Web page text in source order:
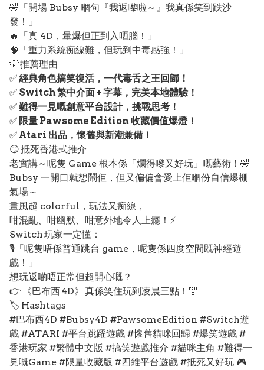
🤣「開場 Bubsy 嗰句『我返嚟啦～』我真係笑到跌沙
發！」
🔥「真 4D，暈爆但正到入晒腦！」
🧠「重力系統痴線難，但玩到中毒感強！」
💡 推薦理由
✅經典角色搞笑復活，一代毒舌之王回歸！
✅ Switch 繁中介面 + 字幕，完美本地體驗！
✅難得一見嘅創意平台設計，挑戰思考！
✅ 限量 Pawsome Edition 收藏價值爆燈！
✅ Atari 出品，懷舊與新潮兼備！
😏 抵死香港式推介
老實講～呢隻 Game 根本係「爛得嚟又好玩」嘅藝術！🤣
Bubsy 一開口就想鬧佢，但又偏偏會愛上佢嗰份自信爆棚
氣場～
畫風超 colorful，玩法又痴線，
咁混亂、咁幽默、咁意外地令人上癮！⚡
Switch 玩家一定懂：
🎙️「呢隻唔係普通跳台 game，呢隻係四度空間既神經遊
戲！」
想玩返啲唔正常但超開心嘅？
👉 《巴布西 4D》 真係笑住玩到凌晨三點！🤣
🏷️ Hashtags
#巴布西4D #Bubsy4D #PawsomeEdition #Switch遊
戲 #ATARI #平台跳躍遊戲 #懷舊貓咪回歸 #爆笑遊戲 #
香港玩家 #繁體中文版 #搞笑遊戲推介 #貓咪主角 #難得一
見嘅Game #限量收藏版 #四維平台遊戲 #抵死又好玩 🎮